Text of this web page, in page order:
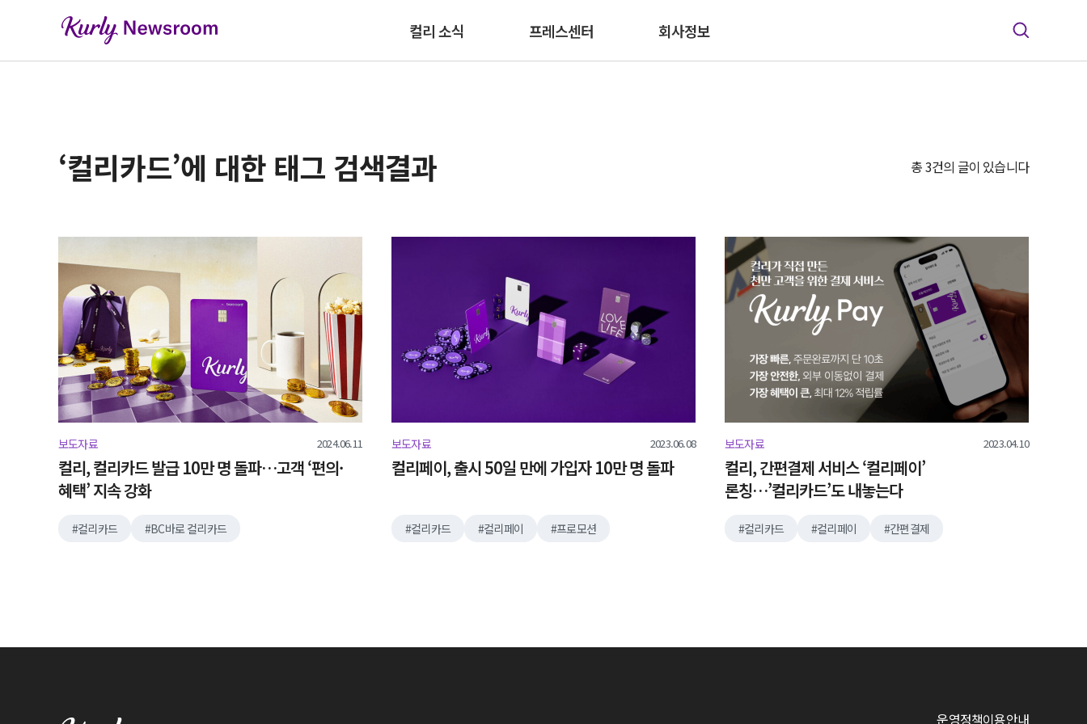
컬리 소식 프레스센터 회사정보
‘컬리카드’에 대한 태그 검색결과 총 3건의 글이 있습니다
보도자료 2024.06.11
컬리, 컬리카드 발급 10만 명 돌파…고객 ‘편의·
혜택’ 지속 강화
컬리카드 BC바로 컬리카드
보도자료 2023.06.08
컬리페이, 출시 50일 만에 가입자 10만 명 돌파
컬리카드 컬리페이 프로모션
보도자료 2023.04.10
컬리, 간편결제 서비스 ‘컬리페이’
론칭…’컬리카드’도 내놓는다
컬리카드 컬리페이 간편결제
운영정책이용안내